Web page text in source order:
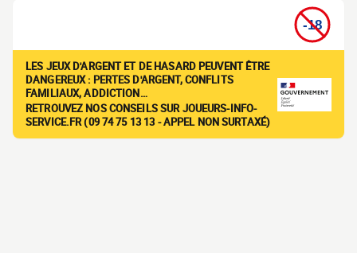
LES JEUX D'ARGENT ET DE HASARD PEUVENT ÊTRE
DANGEREUX : PERTES D'ARGENT, CONFLITS
FAMILIAUX, ADDICTION…
RETROUVEZ NOS CONSEILS SUR JOUEURS-INFO-
SERVICE.FR (09 74 75 13 13 - APPEL NON SURTAXÉ)